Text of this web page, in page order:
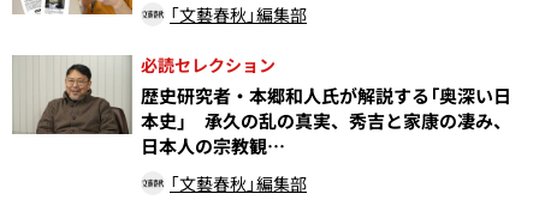
「文藝春秋」編集部
必読セレクション
歴史研究者・本郷和人氏が解説する「奥深い日
本史」 承久の乱の真実、秀吉と家康の凄み、
日本人の宗教観…
「文藝春秋」編集部